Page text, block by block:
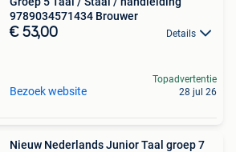
9789034571434 Brouwer
€ 53,00 Details
Bezoek website
Topadvertentie
28 jul 26
Nieuw Nederlands Junior Taal groep 7